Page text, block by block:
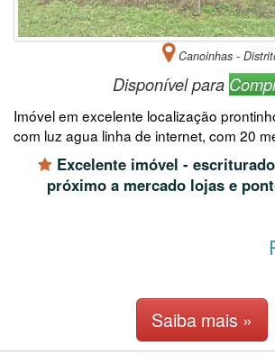
Canoinhas -
Disponível para
Imóvel em excelente localização
com luz agua linha de internet, com 20
Excelente imóvel -
próximo a mercado lojas e
Saiba mais »